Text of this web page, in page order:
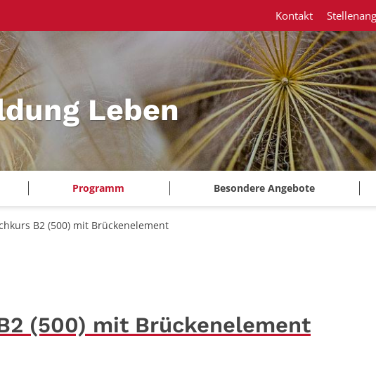
Leben
Programm Besondere Angebote
Kontakt
B2 (500) mit Brückenelement
(500) mit Brückenelement